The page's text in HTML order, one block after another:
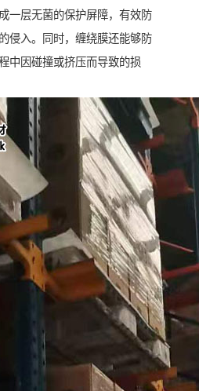
一层无菌的保护屏障，有效防
侵入。同时，缠绕膜还能够防
中因碰撞或挤压而导致的损